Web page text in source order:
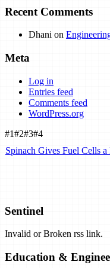
Recent Comments
Dhani on
Meta
Log in
Entries feed
Comments feed
WordPress.org
#1#2#3#4
Spinach Gives Fuel Cells
Exclusive: Airborne Wind
Sentinel
Invalid or Broken rss link.
Education &